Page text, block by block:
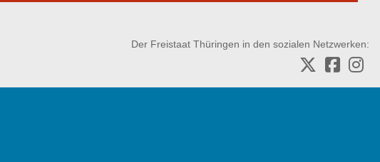
Der Freistaat Thüringen in den sozialen Netzwerken: